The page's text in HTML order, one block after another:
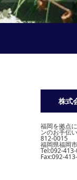
株式
福岡を拠点
ンのお手伝い
812-0015
福岡県福岡
Tel:092-
Fax:092-